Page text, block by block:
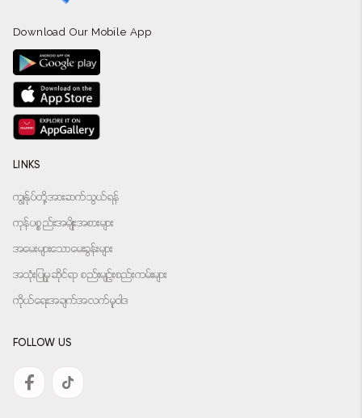
Download Our Mobile App
LINKS
ကျွန်ုပ်တို့အားဆက်သွယ်ရန်
ကုန်ပစ္စည်းအမျိုးအစားများ
အမေးများသောမေးခွန်းများ
အသုံးပြုမှုဆိုင်ရာ စည်းမျဉ်းစည်းကမ်းများ
ကိုယ်ရေးအချက်အလက်မူဝါဒ
FOLLOW US